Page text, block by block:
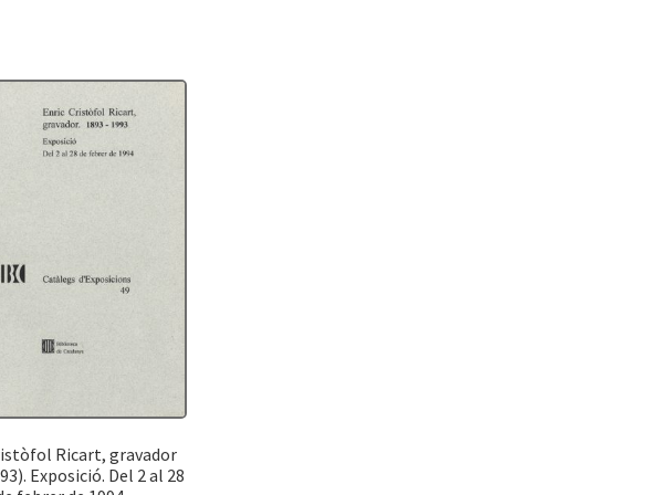
Ricart, gravador
Exposició. Del 2 al 28